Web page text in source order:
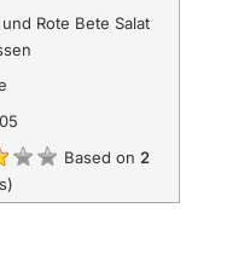
Rote Bete Salat
Based on 2